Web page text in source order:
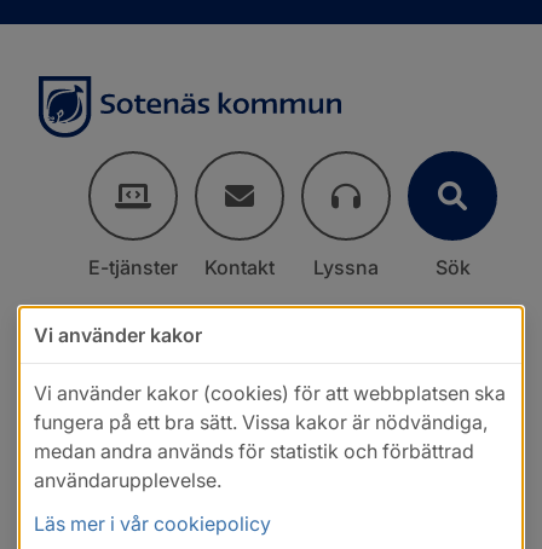
E-tjänster Kontakt Lyssna Sök
Vi använder kakor
Vi använder kakor (cookies) för att webbplatsen ska
fungera på ett bra sätt. Vissa kakor är nödvändiga,
medan andra används för statistik och förbättrad
användarupplevelse.
Läs mer i vår cookiepolicy